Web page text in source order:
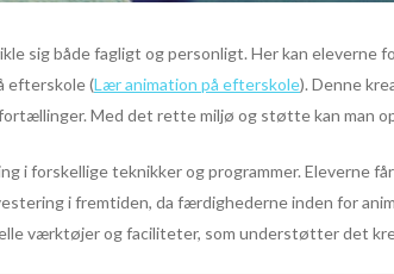
sig både fagligt og personligt. Her kan eleverne
efterskole (Lær animation på efterskole). Denne
Med det rette miljø og støtte kan man
i forskellige teknikker og programmer. Eleverne
i fremtiden, da færdighederne inden for
værktøjer og faciliteter, som understøtter det